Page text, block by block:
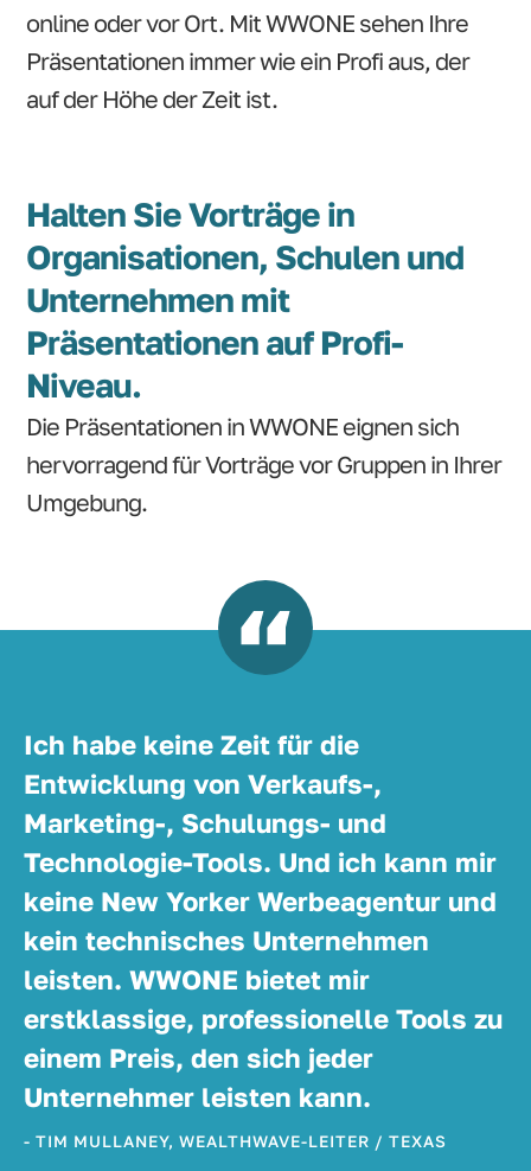
online oder vor Ort. Mit WWONE sehen Ihre
Präsentationen immer wie ein Profi aus, der
auf der Höhe der Zeit ist.
Halten Sie Vorträge in
Organisationen, Schulen und
Unternehmen mit
Präsentationen auf Profi-
Niveau.
Die Präsentationen in WWONE eignen sich
hervorragend für Vorträge vor Gruppen in Ihrer
Umgebung.
Ich habe keine Zeit für die
Entwicklung von Verkaufs-,
Marketing-, Schulungs- und
Technologie-Tools. Und ich kann mir
keine New Yorker Werbeagentur und
kein technisches Unternehmen
leisten. WWONE bietet mir
erstklassige, professionelle Tools zu
einem Preis, den sich jeder
Unternehmer leisten kann.
- TIM MULLANEY, WEALTHWAVE-LEITER / TEXAS